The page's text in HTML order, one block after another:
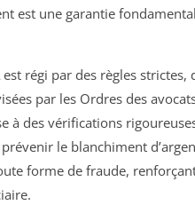
est une garantie
régi par des règles strictes,
par les Ordres des
à des vérifications
le blanchiment
forme de fraude,